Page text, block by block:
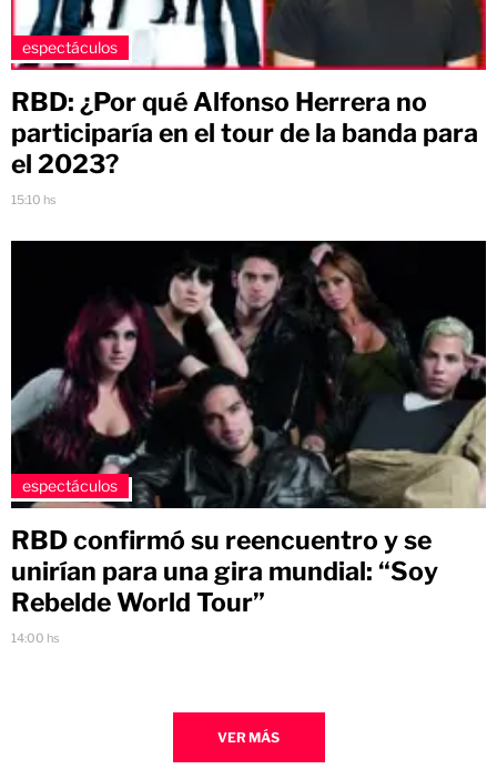
espectáculos
RBD: ¿Por qué Alfonso Herrera no
participaría en el tour de la banda para
el 2023?
15:10 hs
espectáculos
RBD confirmó su reencuentro y se
unirían para una gira mundial: “Soy
Rebelde World Tour”
14:00 hs
VER MÁS